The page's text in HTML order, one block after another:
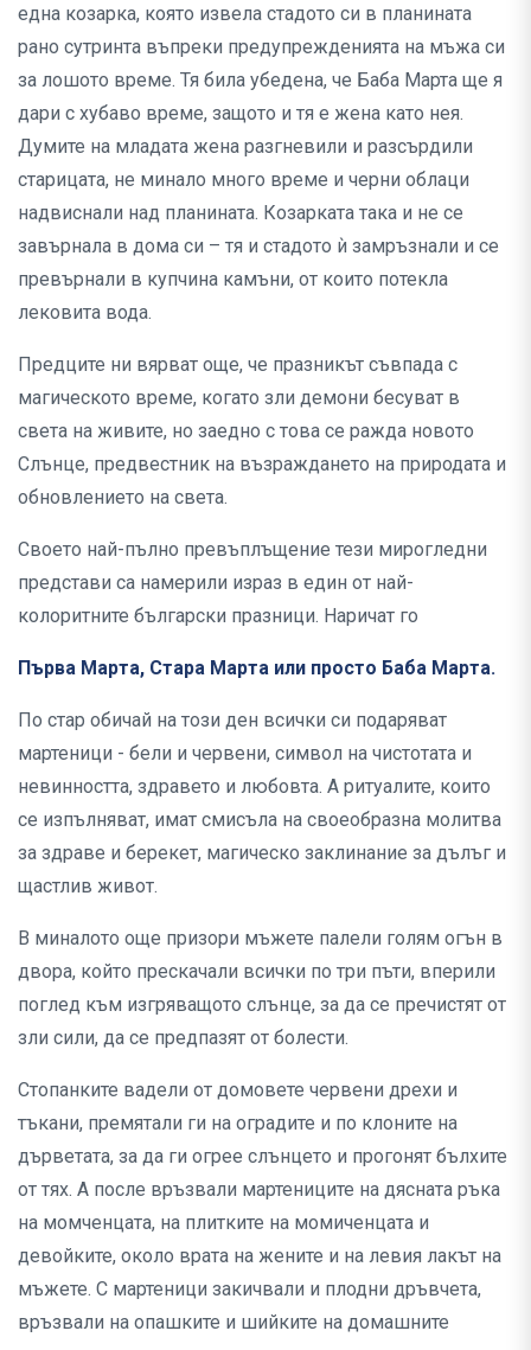
една козарка, която извела стадото си в планината
рано сутринта въпреки предупрежденията на мъжа си
за лошото време. Тя била убедена, че Баба Марта ще я
дари с хубаво време, защото и тя е жена като нея.
Думите на младата жена разгневили и разсърдили
старицата, не минало много време и черни облаци
надвиснали над планината. Козарката така и не се
завърнала в дома си – тя и стадото ѝ замръзнали и се
превърнали в купчина камъни, от които потекла
лековита вода.
Предците ни вярват още, че празникът съвпада с
магическото време, когато зли демони бесуват в
света на живите, но заедно с това се ражда новото
Слънце, предвестник на възраждането на природата и
обновлението на света.
Своето най-пълно превъплъщение тези мирогледни
представи са намерили израз в един от най-
колоритните български празници. Наричат го
Първа Марта, Стара Марта или просто Баба Марта.
По стар обичай на този ден всички си подаряват
мартеници - бели и червени, символ на чистотата и
невинността, здравето и любовта. А ритуалите, които
се изпълняват, имат смисъла на своеобразна молитва
за здраве и берекет, магическо заклинание за дълъг и
щастлив живот.
В миналото още призори мъжете палели голям огън в
двора, който прескачали всички по три пъти, вперили
поглед към изгряващото слънце, за да се пречистят от
зли сили, да се предпазят от болести.
Стопанките вадели от домовете червени дрехи и
тъкани, премятали ги на оградите и по клоните на
дърветата, за да ги огрее слънцето и прогонят бълхите
от тях. А после връзвали мартениците на дясната ръка
на момченцата, на плитките на момиченцата и
девойките, около врата на жените и на левия лакът на
мъжете. С мартеници закичвали и плодни дръвчета,
връзвали на опашките и шийките на домашните